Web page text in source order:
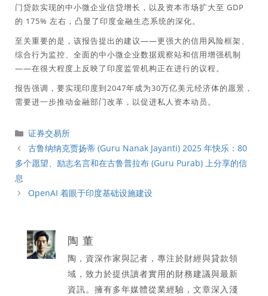
门贷款实现的中小微企业信贷增长，以及资本市场扩大至 GDP
的 175% 左右，凸显了印度金融生态系统的深化。
至关重要的是，该报告提出的建议——更强大的信用风险框架、
综合行为监控、全面的中小微企业数据观察站和信用增强机制
——在很大程度上反映了印度监管机构正在进行的议程。
报告强调，要实现印度到2047年成为30万亿美元经济体的愿景，
需要进一步推动金融部门改革，以促进私人资本动员。
分
類
证券交易所
古鲁纳纳克贾扬蒂 (Guru Nanak Jayanti) 2025 年快乐：80
多个愿望、励志名言和在古鲁普拉布 (Guru Purab) 上分享的信
息
OpenAI 着眼于印度基础设施建设
陶 董
陶，資深作家與記者，專注於財經與貸款領
域，致力於提供讀者實用的財務建議與最新
資訊。擁有多年媒體從業經驗，文章深入淺